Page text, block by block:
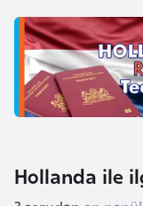
Hollanda ile
B
e
l
k